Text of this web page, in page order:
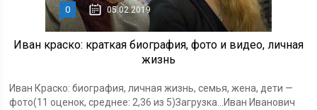
0 05.02.2019
Иван краско: краткая биография, фото и видео, личная
жизнь
Иван Краско: биография, личная жизнь, семья, жена, дети —
фото(11 оценок, среднее: 2,36 из 5)Загрузка...Иван Иванович